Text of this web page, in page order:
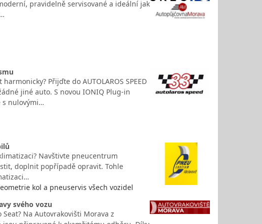
pravidelně servisované a ideální jak
Přijďte do AUTOLAROS SPEED
jiné auto. S novou IONIQ Plug-in
s nulovými…
Navštivte pneucentrum
doplnit popřípadě opravit. Tohle
kol a pneuservis všech vozidel
svého vozu
Na Autovrakovišti Morava z